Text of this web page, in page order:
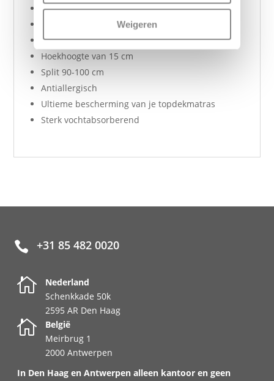
Weigeren
Gewicht: 160 g/m²2
Wasbaar tot 40 graden
Rondom elastiek
Hoekhoogte van 15 cm
Split 90-100 cm
Antiallergisch
Ultieme bescherming van je topdekmatras
Sterk vochtabsorberend
 +31 85 482 0020

Nederland
Schenkkade 50k
2595 AR Den Haag

België
Meirbrug 1
2000 Antwerpen
In Den Haag en Antwerpen alleen kantoor en geen